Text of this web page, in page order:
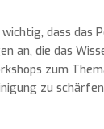
dass das
an, die das
zum
zu